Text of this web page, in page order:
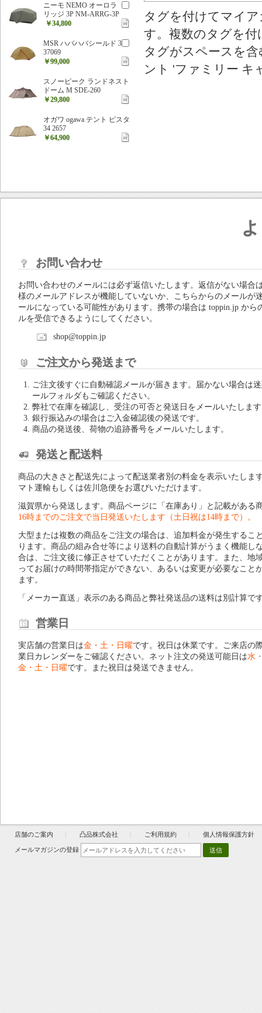
タグを付けてマイ
す。複数のタグを
タグがスペースを
ント 'ファミリー キ
ニーモ NEMO オーロラ
リッジ 3P NM-ARRG-3P
￥34,800
MSR ハバハバシールド 3
37069
￥99,000
スノーピーク ランドネスト
ドーム M SDE-260
￥29,800
オガワ ogawa テント ピスタ
34 2657
￥64,900
お問い合わせ
お問い合わせのメールには必ず返信いたします。返信がない場合
様のメールアドレスが機能していないか、こちらからのメールが
ールになっている可能性があります。携帯の場合は toppin.jp から
ルを受信できるようにしてください。
shop@toppin.jp
ご注文から発送まで
ご注文後すぐに自動確認メールが届きます。届かない場合は
ールフォルダもご確認ください。
弊社で在庫を確認し、受注の可否と発送日をメールいたしま
銀行振込みの場合はご入金確認後の発送です。
商品の発送後、荷物の追跡番号をメールいたします。
発送と配送料
商品の大きさと配送先によって配送業者別の料金を表示いたしま
マト運輸もしくは佐川急便をお選びいただけます。
滋賀県から発送します。商品ページに「在庫あり」と記載がある
16時までのご注文で当日発送いたします（土日祝は14時まで）。
大型または複数の商品をご注文の場合は、追加料金が発生するこ
ります。商品の組み合せ等により送料の自動計算がうまく機能し
合は、ご注文後に修正させていただくことがあります。また、地
ってお届けの時間帯指定ができない、あるいは変更が必要なこと
ます。
「メーカー直送」表示のある商品と弊社発送品の送料は別計算で
営業日
実店舗の営業日は金・土・日曜です。祝日は休業です。ご来店の
業日カレンダーをご確認ください。ネット注文の発送可能日は水
金・土・日曜です。また祝日は発送できません。
店舗のご案内 凸品株式会社 ご利用規約 個人情報保護方針
メールマガジンの登録 送信